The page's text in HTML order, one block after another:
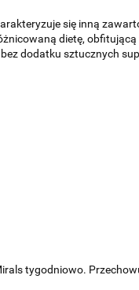
się inną
dietę,
dodatku sztucznych
tygodniowo.